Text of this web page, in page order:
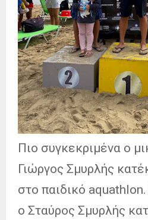
Πιο συγκεκριμένα ο
Γιώργος Σμυρλής
στο παιδικό
ο Σταύρος Σμυρλής